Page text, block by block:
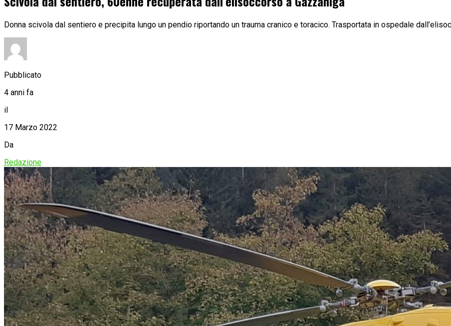
Donna scivola dal sentiero e precipita lungo un pendio riportando un trauma cranico e toracico. Trasportata in ospedale
Pubblicato
4 anni fa
il
17 Marzo 2022
Da
Redazione